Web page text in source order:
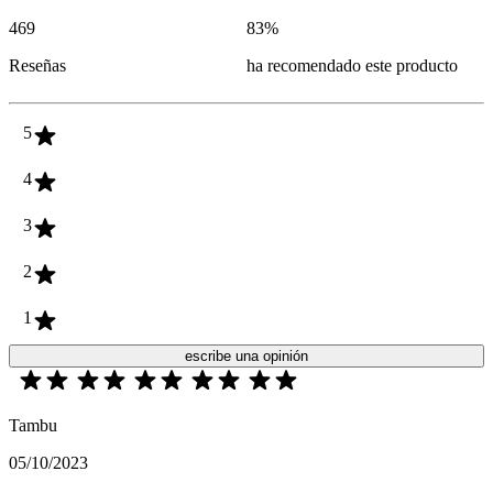
469
Reseñas
83%
ha recomendado este producto
5
4
3
2
1
escribe una opinión
Tambu
05/10/2023